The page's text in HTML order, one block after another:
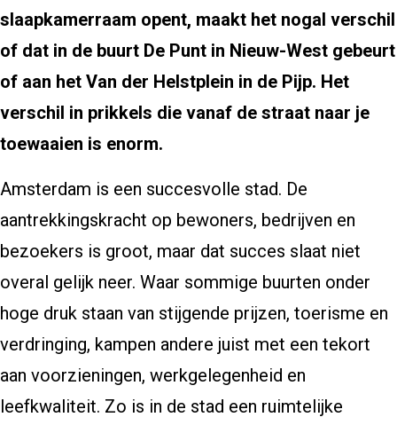
slaapkamerraam opent, maakt het nogal verschil
of dat in de buurt De Punt in Nieuw-West gebeurt
of aan het Van der Helstplein in de Pijp. Het
verschil in prikkels die vanaf de straat naar je
toewaaien is enorm.
Amsterdam is een succesvolle stad. De
aantrekkingskracht op bewoners, bedrijven en
bezoekers is groot, maar dat succes slaat niet
overal gelijk neer. Waar sommige buurten onder
hoge druk staan van stijgende prijzen, toerisme en
verdringing, kampen andere juist met een tekort
aan voorzieningen, werkgelegenheid en
leefkwaliteit. Zo is in de stad een ruimtelijke